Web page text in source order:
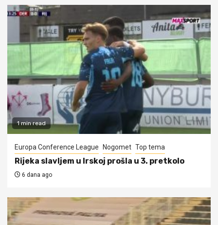
1 min read
Europa Conference League Nogomet Top tema
Rijeka slavljem u Irskoj prošla u 3. pretkolo
6 dana ago